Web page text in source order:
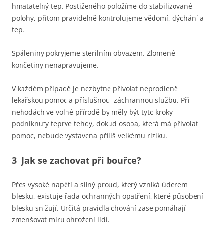
hmatatelný tep. Postiženého položíme do stabilizované
polohy, přitom pravidelně kontrolujeme vědomí, dýchání a
tep.
Spáleniny pokryjeme sterilním obvazem. Zlomené
končetiny nenapravujeme.
V každém případě je nezbytné přivolat neprodleně
lekařskou pomoc a příslušnou záchrannou službu. Při
nehodách ve volné přírodě by měly být tyto kroky
podniknuty teprve tehdy, dokud osoba, která má přivolat
pomoc, nebude vystavena příliš velkému riziku.
3 Jak se zachovat při bouřce?
Přes vysoké napětí a silný proud, který vzniká úderem
blesku, existuje řada ochranných opatření, které působení
blesku snižují. Určitá pravidla chování zase pomáhají
zmenšovat míru ohrožení lidí.